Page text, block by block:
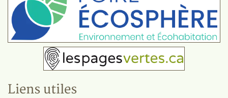
Liens utiles